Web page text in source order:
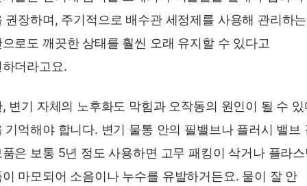
권장하며, 주기적으로 배수관 세정제를 사용해 관리하는
로도 깨끗한 상태를 훨씬 오래 유지할 수 있다고
더라고요.
변기 자체의 노후화도 막힘과 오작동의 원인이 될 수
기억해야 합니다. 변기 물통 안의 필밸브나 플러시 밸브
은 보통 5년 정도 사용하면 고무 패킹이 삭거나 플라
마모되어 소음이나 누수를 유발하거든요. 물이 잘 안